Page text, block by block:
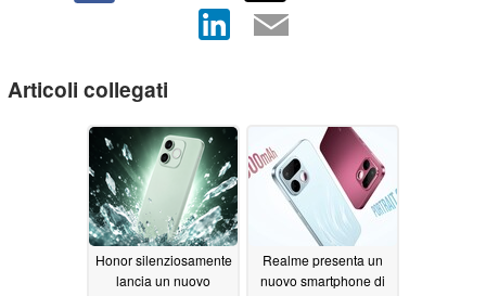
Articoli collegati
Honor silenziosamente
lancia un nuovo
Realme presenta un
nuovo smartphone di